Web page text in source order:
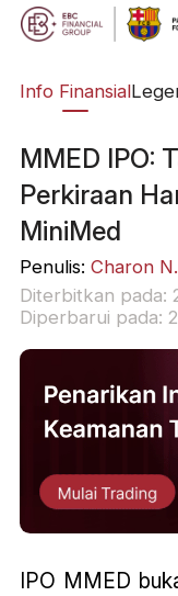
Info Finansial
MMED IPO:
Perkiraan
MiniMed
Penulis: Charon N.
Diterbitkan pada:
Diperbarui pada:
IPO MMED